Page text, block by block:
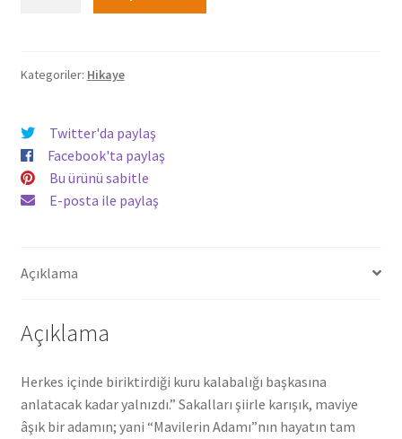
152,00₺.
Hasan
Kategoriler: Hikaye
Twitter'da paylaş
Facebook'ta paylaş
Bu ürünü sabitle
E-posta ile paylaş
Açıklama
Açıklama
Herkes içinde biriktirdiği kuru kalabalığı başkasına
anlatacak kadar yalnızdı.” Sakalları şiirle karışık, maviye
âşık bir adamın; yani “Mavilerin Adamı”nın hayatın tam